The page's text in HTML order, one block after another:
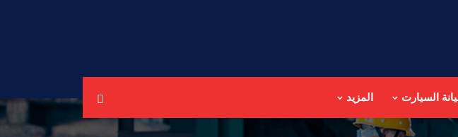
السيارت المزيد